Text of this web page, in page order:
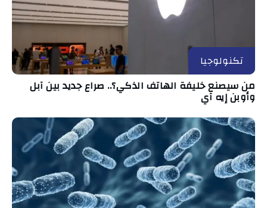
تكنولوجيا
من سيصنع خليفة الهاتف الذكي؟.. صراع جديد بين آبل
وأوبن إيه آي